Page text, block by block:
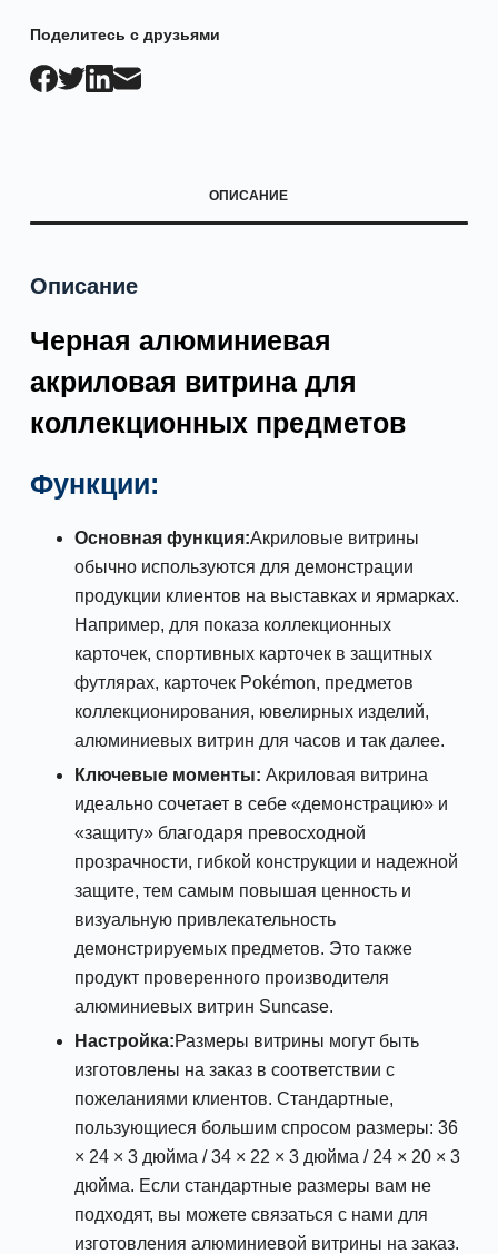
Поделитесь с друзьями
ОПИСАНИЕ
Описание
Черная алюминиевая
акриловая витрина для
коллекционных предметов
Функции:
Основная функция:Акриловые витрины
обычно используются для демонстрации
продукции клиентов на выставках и ярмарках.
Например, для показа коллекционных
карточек, спортивных карточек в защитных
футлярах, карточек Pokémon, предметов
коллекционирования, ювелирных изделий,
алюминиевых витрин для часов и так далее.
Ключевые моменты: Акриловая витрина
идеально сочетает в себе «демонстрацию» и
«защиту» благодаря превосходной
прозрачности, гибкой конструкции и надежной
защите, тем самым повышая ценность и
визуальную привлекательность
демонстрируемых предметов. Это также
продукт проверенного производителя
алюминиевых витрин Suncase.
Настройка:Размеры витрины могут быть
изготовлены на заказ в соответствии с
пожеланиями клиентов. Стандартные,
пользующиеся большим спросом размеры: 36
× 24 × 3 дюйма / 34 × 22 × 3 дюйма / 24 × 20 × 3
дюйма. Если стандартные размеры вам не
подходят, вы можете связаться с нами для
изготовления алюминиевой витрины на заказ.